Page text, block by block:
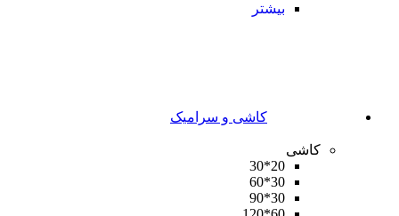
بیشتر
کاشی و سرامیک
کاشی
20*30
30*60
30*90